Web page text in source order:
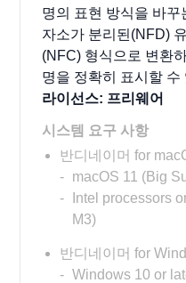
명의 표현 방식을 바꾸
자소가 분리된(NFD)
(NFC) 형식으로 변환
명을 정확히 표시할 수
라이선스: 프리웨어
시스템 요구 사항
반디네이머 for
macOS 11 (Big
Intel processors
M3)
반디네이머 for
Windows 10 or